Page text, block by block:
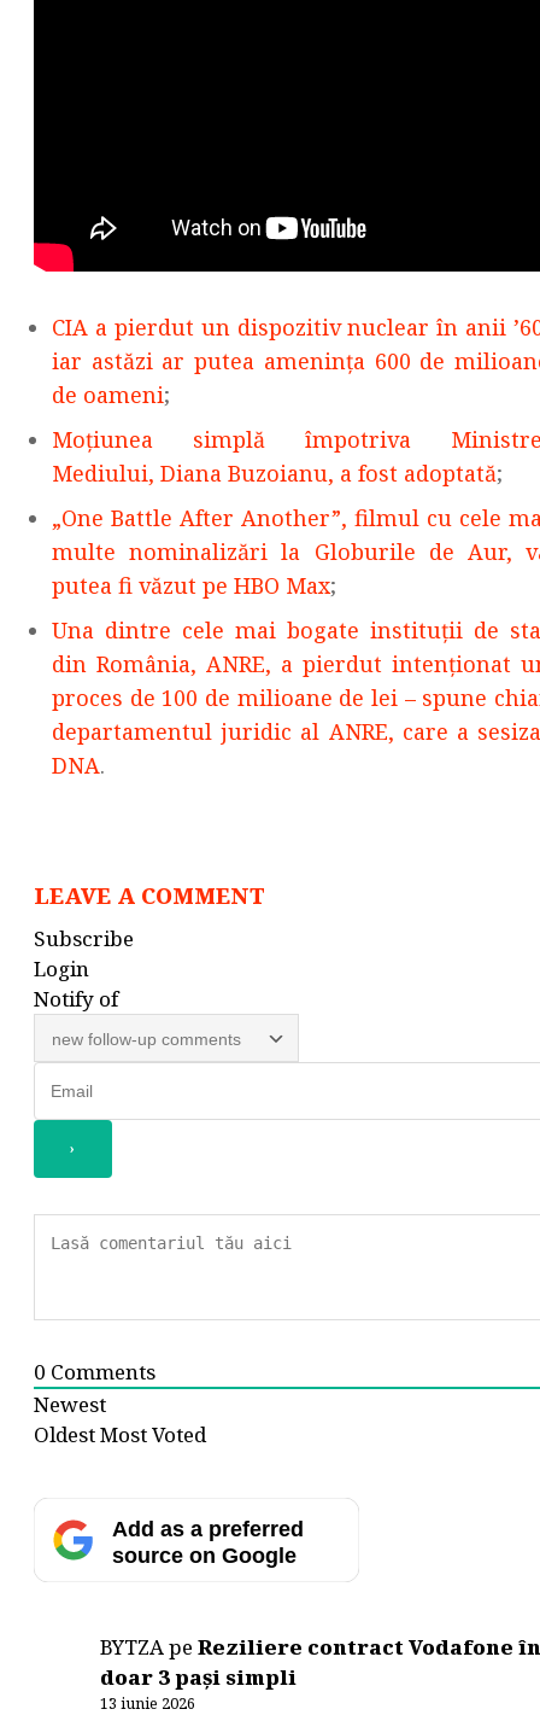
CIA a pierdut un dispozitiv nuclear în anii
iar astăzi ar putea amenința 600 de
de oameni;
Moțiunea simplă împotriva
Mediului, Diana Buzoianu, a fost adoptată;
„One Battle After Another”, filmul cu cele
multe nominalizări la Globurile de Aur,
putea fi văzut pe HBO Max;
Una dintre cele mai bogate instituții de
din România, ANRE, a pierdut intenționat
proces de 100 de milioane de lei – spune
departamentul juridic al ANRE, care a
DNA.
LEAVE A COMMENT
Subscribe
Login
Notify of
0 Comments
Newest
OldestMost Voted
Add as a preferred
source on Google
BYTZApeReziliere contract Vodafone
doar 3 pași simpli
13 iunie 2026